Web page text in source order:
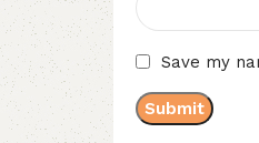
Save my